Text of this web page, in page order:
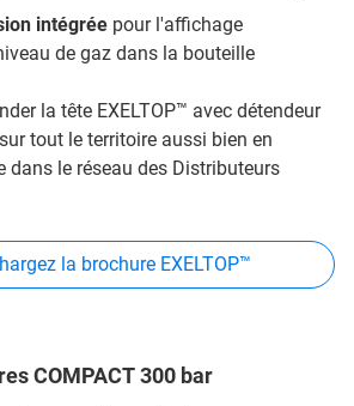
intégréepour l'affichage
de gaz dans la bouteille
la tête EXELTOP™ avec détendeur
tout le territoire aussi bien en
dans le réseau des Distributeurs
la brochure EXELTOP™
COMPACT 300 bar